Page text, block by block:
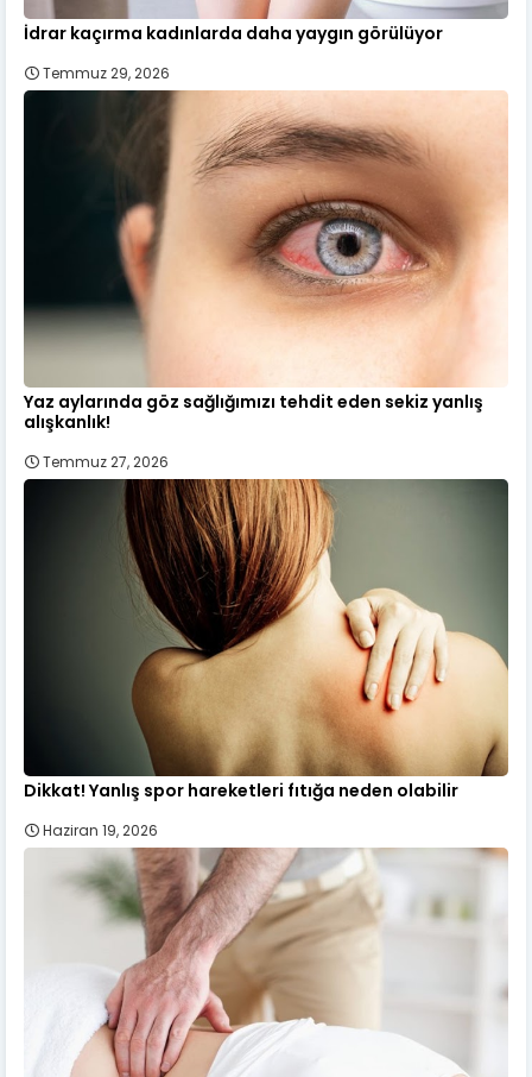
İdrar kaçırma kadınlarda daha yaygın görülüyor
Temmuz 29, 2026
Yaz aylarında göz sağlığımızı tehdit eden sekiz yanlış
alışkanlık!
Temmuz 27, 2026
Dikkat! Yanlış spor hareketleri fıtığa neden olabilir
Haziran 19, 2026